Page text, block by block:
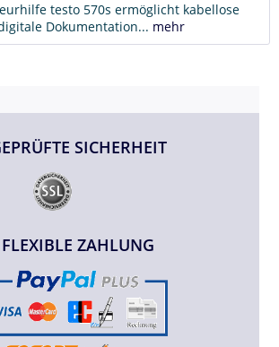
testo 570s ermöglicht kabellose
Dokumentation... mehr
SICHERHEIT
FLEXIBLE ZAHLUNG